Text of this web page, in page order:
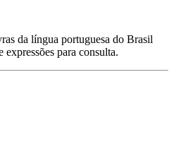
da língua portuguesa do Brasil
para consulta.